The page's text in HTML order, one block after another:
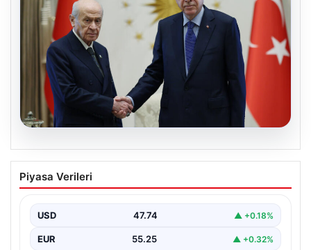
06.08.2026
Cumhurbaşkanı Erdoğan, Devlet
Bahçeli ile görüştü
Piyasa Verileri
USD 47.74 ▲ +0.18%
EUR 55.25 ▲ +0.32%